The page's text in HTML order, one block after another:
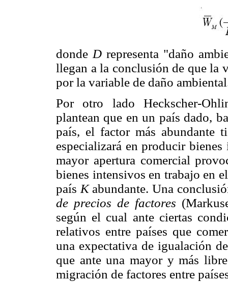
donde D representa "daño
llegan a la conclusión de que la
por la variable de daño
Por otro lado Heckscher-
plantean que en un país dado,
país, el factor más abundante
especializará en producir
mayor apertura comercial
bienes intensivos en trabajo en
país Kabundante. Una
de precios de factores
según el cual ante ciertas
relativos entre países que
una expectativa de igualación
que ante una mayor y más
migración de factores entre